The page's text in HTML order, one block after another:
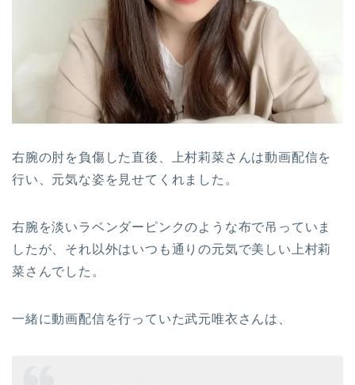
右腕の肘を負傷した直後、上村莉菜さんは動画配信を
行い、元気な姿を見せてくれました。
右腕を淡いラベンダーピンクのような布で吊っていま
したが、それ以外はいつも通りの元気で美しい上村莉
菜さんでした。
一緒に動画配信を行っていた武元唯衣さんは、